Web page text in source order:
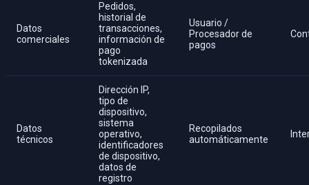
Datos
comerciales
Pedidos,
historial de
transacciones,
información de
pago
tokenizada
Usuario /
Procesador de
pagos
Datos
técnicos
Dirección IP,
tipo de
dispositivo,
sistema
operativo,
identificadores
de dispositivo,
datos de
registro
Recopilados
automáticamente